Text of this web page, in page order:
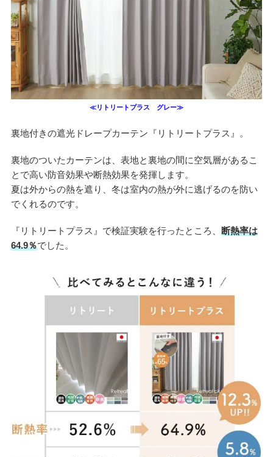
≪リトリートプラス グレー≫
裏地付きの遮光ドレープカーテン『リトリートプラス』。
裏地のついたカーテンは、表地と裏地の間に空気層があるこ
とで高い防音効果や断熱効果を発揮します。
夏は外からの熱を遮り、冬は室内の熱が外に逃げるのを防い
でくれるのです。
『リトリートプラス』で検証実験を行ったところ、 断熱率は
64.9％でした。